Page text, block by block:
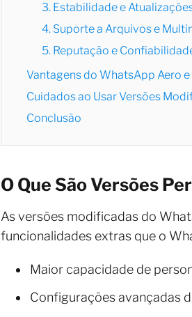
3. Estabilidade e
4. Suporte a Arquivos e
5. Reputação e
Vantagens do WhatsApp Aero
Cuidados ao Usar Versões
Conclusão
O Que São Versões
As versões modificadas do
funcionalidades extras que o
Maior capacidade de
Configurações avançadas